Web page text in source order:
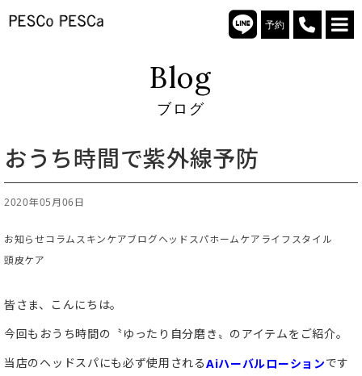
予約
Blog
ブログ
おうち時間で紫外線予防
2020年05月06日
お知らせコラム スキンケアブログヘッドスパホームケア ライフスタイル
頭皮ケア
皆さま、こんにちは。
今回もおうち時間の〝ゆったり自分磨き〟のアイテムをご紹介。
当店のヘッドスパにも必ず使用されるAiハーバルローションです